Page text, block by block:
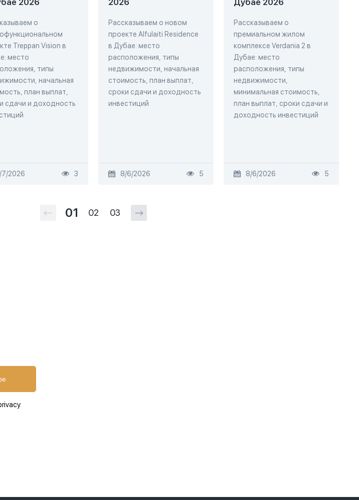
о
Treppan Vision в
место
типы
начальная
план выплат,
сдачи и доходность
7/2026 3
Рассказываем о новом
проекте Alfulaiti Residence
в Дубае: место
расположения, типы
недвижимости, начальная
стоимость, план выплат,
сроки сдачи и доходность
инвестиций
8/6/2026 5
Рассказываем о
премиальном жилом
комплексе Verdania 2 в
Дубае: место
расположения, типы
недвижимости,
минимальная стоимость,
план выплат, сроки сдачи и
доходность инвестиций
8/6/2026 5
01 02 03